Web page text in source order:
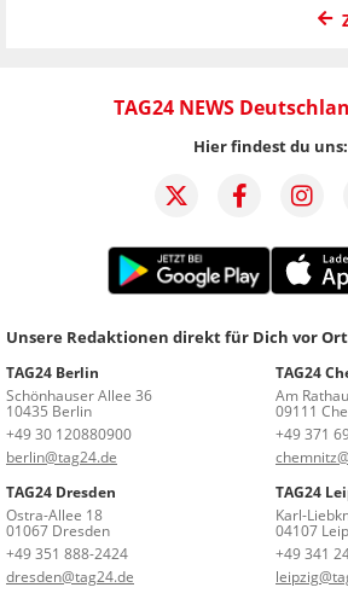
TAG24 NEWS
Hier findest du uns:
Unsere Redaktionen direkt für Dich vor
TAG24 Berlin
Schönhauser Allee 36
10435 Berlin
+49 30 120880900
berlin@tag24.de
TAG24
Am
09111
+49 371
TAG24 Dresden
Ostra-Allee 18
01067 Dresden
+49 351 888-2424
dresden@tag24.de
TAG24
Karl-
04107
+49 341